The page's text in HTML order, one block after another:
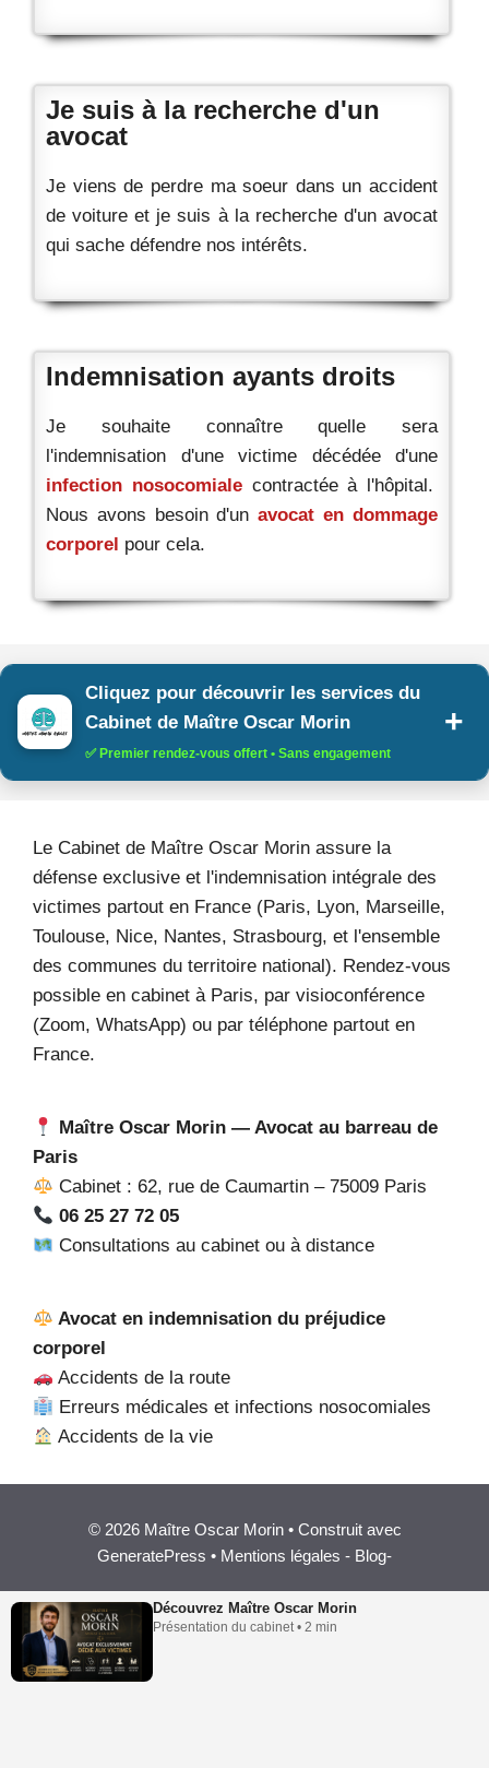
Je suis à la recherche d'un
avocat
Je viens de perdre ma soeur dans un accident
de voiture et je suis à la recherche d'un avocat
qui sache défendre nos intérêts.
Indemnisation ayants droits
Je souhaite connaître quelle sera
l'indemnisation d'une victime décédée d'une
infection nosocomiale contractée à l'hôpital.
Nous avons besoin d'un avocat en dommage
corporel pour cela.
Cliquez pour découvrir les services du
Cabinet de Maître Oscar Morin
✅ Premier rendez-vous offert • Sans engagement
Le Cabinet de Maître Oscar Morin assure la
défense exclusive et l'indemnisation intégrale des
victimes partout en France (Paris, Lyon, Marseille,
Toulouse, Nice, Nantes, Strasbourg, et l'ensemble
des communes du territoire national). Rendez-vous
possible en cabinet à Paris, par visioconférence
(Zoom, WhatsApp) ou par téléphone partout en
France.
Maître Oscar Morin — Avocat au barreau de
Paris
Cabinet : 62, rue de Caumartin – 75009 Paris
06 25 27 72 05
Consultations au cabinet ou à distance
Avocat en indemnisation du préjudice
corporel
Accidents de la route
Erreurs médicales et infections nosocomiales
Accidents de la vie
© 2026 Maître Oscar Morin • Construit avec
GeneratePress • Mentions légales - Blog-
Découvrez Maître Oscar Morin
Présentation du cabinet • 2 min